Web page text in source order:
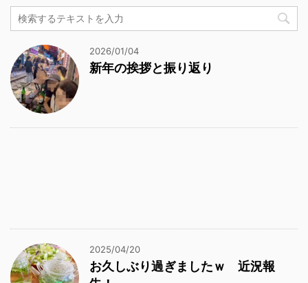
2026/01/04
新年の挨拶と振り返り
2025/04/20
お久しぶり過ぎましたｗ 近況報